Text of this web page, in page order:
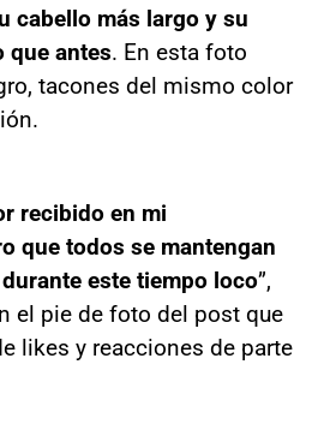
cabello más largo y su
que antes. En esta foto
tacones del mismo color
recibido en mi
que todos se mantengan
este tiempo loco”,
el pie de foto del post que
likes y reacciones de parte